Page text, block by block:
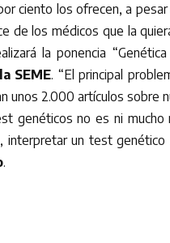
ciento los ofrecen, a
de los médicos que la
la ponencia
SEME. “El principal
unos 2.000 artículos sobre
genéticos no es ni mucho
interpretar un test genético
.